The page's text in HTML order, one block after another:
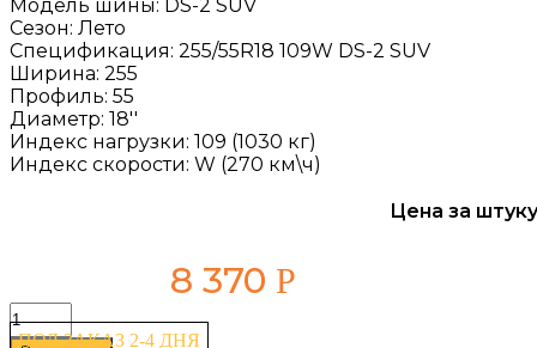
Модель шины: DS-2 SUV
Сезон: Лето
Спецификация: 255/55R18 109W DS-2 SUV
Ширина: 255
Профиль: 55
Диаметр: 18''
Индекс нагрузки: 109 (1030 кг)
Индекс скорости: W (270 км\ч)
Цена за
8 370 Р
ПОД ЗАКАЗ 2-4 ДНЯ
Количество
товара